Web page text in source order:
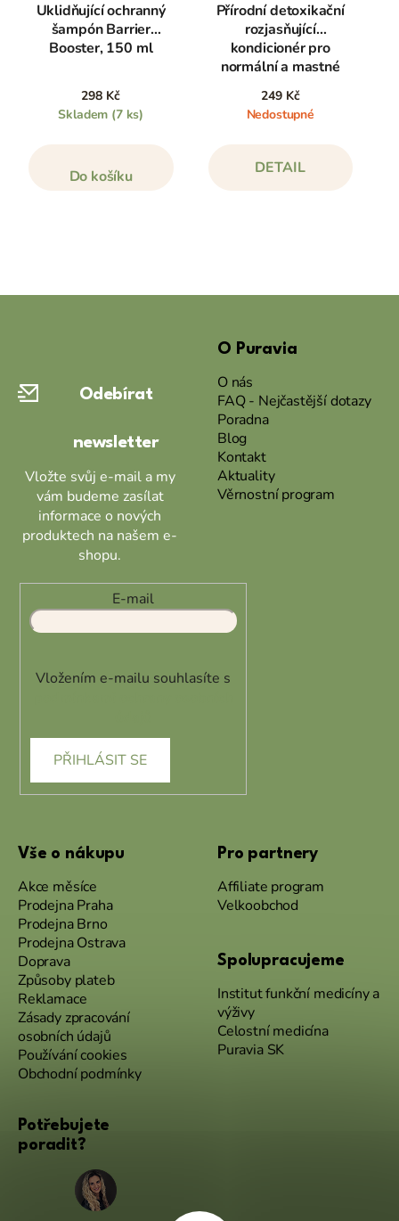
Uklidňující ochranný
šampón Barrier
Booster, 150 ml
298 Kč
Skladem (7 ks)
Do košíku
Přírodní detoxikační
rozjasňující
kondicionér pro
normální a mastné
vlasy, 240 ml
249 Kč
Nedostupné
DETAIL
Odebírat
newsletter
Vložte svůj e-mail a my
vám budeme zasílat
informace o nových
produktech na našem e-
shopu.
E-mail
Vložením e-mailu souhlasíte s
PŘIHLÁSIT SE
O Puravia
O nás
FAQ - Nejčastější dotazy
Poradna
Blog
Kontakt
Aktuality
Věrnostní program
Vše o nákupu
Akce měsíce
Prodejna Praha
Prodejna Brno
Prodejna Ostrava
Doprava
Způsoby plateb
Reklamace
Zásady zpracování
osobních údajů
Používání cookies
Obchodní podmínky
Pro partnery
Affiliate program
Velkoobchod
Spolupracujeme
Institut funkční medicíny a
výživy
Celostní medicína
Puravia SK
Potřebujete
poradit?